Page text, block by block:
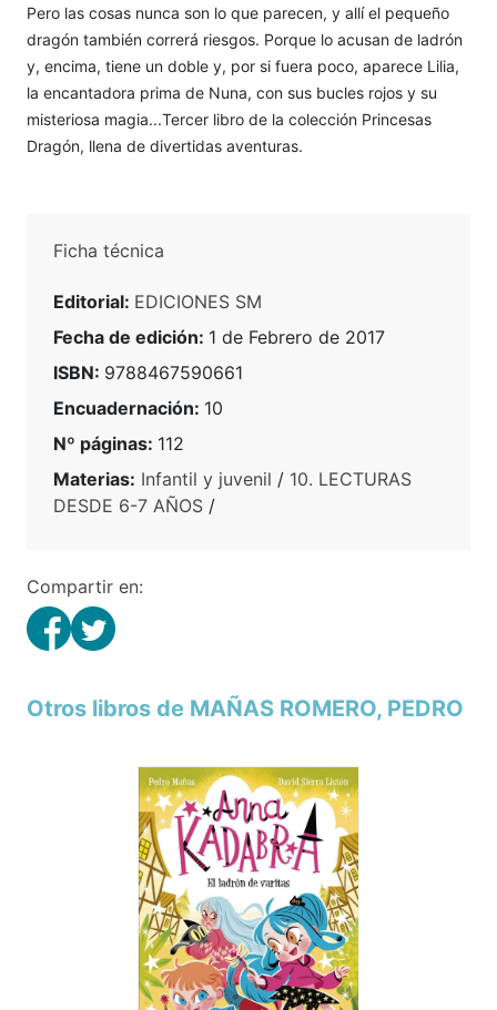
Pero las cosas nunca son lo que parecen, y allí el pequeño
dragón también correrá riesgos. Porque lo acusan de ladrón
y, encima, tiene un doble y, por si fuera poco, aparece Lilia,
la encantadora prima de Nuna, con sus bucles rojos y su
misteriosa magia...Tercer libro de la colección Princesas
Dragón, llena de divertidas aventuras.
Ficha técnica
Editorial: EDICIONES SM
Fecha de edición: 1 de Febrero de 2017
ISBN: 9788467590661
Encuadernación: 10
Nº páginas: 112
Materias: Infantil y juvenil / 10. LECTURAS
DESDE 6-7 AÑOS /
Compartir en:
Otros libros de MAÑAS ROMERO, PEDRO